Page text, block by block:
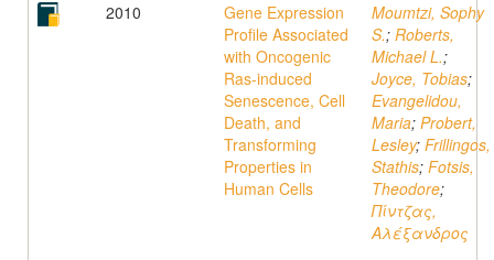
2010
Gene Expression
Profile Associated
with Oncogenic
Ras-induced
Senescence, Cell
Death, and
Transforming
Properties in
Human Cells
Moumtzi, Sophy
S.; Roberts,
Michael L.;
Joyce, Tobias;
Evangelidou,
Maria; Probert,
Lesley; Frillingos,
Stathis; Fotsis,
Theodore;
Πίντζας,
Αλέξανδρος